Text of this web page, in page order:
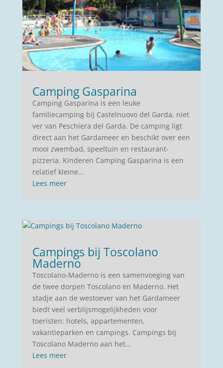
Camping Gasparina
Camping Gasparina is een leuke
familiecamping bij Castelnuovo del Garda, niet
ver van Peschiera del Garda. De camping ligt
direct aan het Gardameer en beschikt over een
mooi zwembad, speeltuin en restaurant-
pizzeria. Kinderen Camping Gasparina is een
relatief kleine...
Lees meer
Campings bij Toscolano
Maderno
Toscolano-Maderno is een samenvoeging van
de twee dorpen Toscolano en Maderno. Het
stadje aan de westoever van het Gardameer
biedt veel verblijsmogelijkheden voor
toeristen: hotels, appartementen,
vakantieparken en campings. Campings bij
Toscolano Maderno aan het...
Lees meer